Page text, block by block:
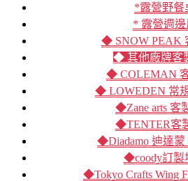
*露營野餐
* 露營週邊
◆ SNOW PEAK
◆ 其他廠牌客
◆ COLEMAN
◆ LOWEDEN 常
◆Zane arts 客
◆TENTER客
◆Diadamo 迪達蒙
◆coody訂製
◆Tokyo Crafts Wing